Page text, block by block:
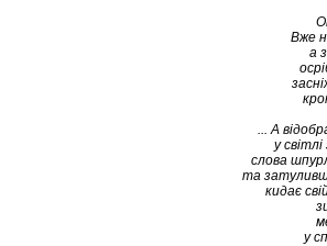
Вже
а
... А
у світлі
слова
та
кидає
у